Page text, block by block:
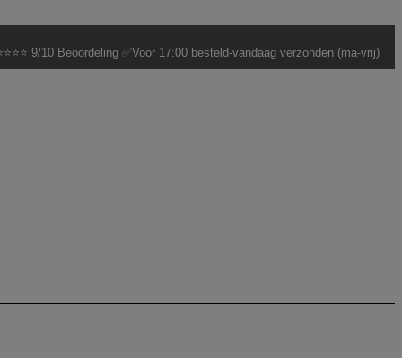
9/10 Beoordeling ✅Voor 17:00 besteld-vandaag verzonden (ma-vrij)